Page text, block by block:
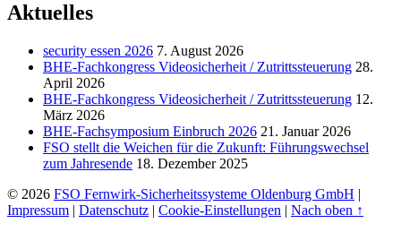
Aktuelles
security essen 2026 7. August 2026
BHE-Fachkongress Videosicherheit / Zutrittssteuerung 28.
April 2026
BHE-Fachkongress Videosicherheit / Zutrittssteuerung 12.
März 2026
BHE-Fachsymposium Einbruch 2026 21. Januar 2026
FSO stellt die Weichen für die Zukunft: Führungswechsel
zum Jahresende 18. Dezember 2025
© 2026 FSO Fernwirk-Sicherheitssysteme Oldenburg GmbH |
Impressum | Datenschutz | Cookie-Einstellungen | Nach oben ↑